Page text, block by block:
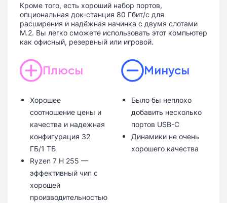
Кроме того, есть хороший набор портов,
опциональная док-станция 80 Гбит/с для
расширения и надёжная начинка с двумя слотами
M.2. Вы легко сможете использовать этот компьютер
как офисный, резервный или игровой.
Плюсы
Хорошее
соотношение цены и
качества и надежная
конфигурация 32
ГБ/1 ТБ
Ryzen 7 H 255 —
эффективный чип с
хорошей
производительностью
Минусы
Было бы неплохо
добавить несколько
портов USB-C
Динамики не очень
хорошего качества